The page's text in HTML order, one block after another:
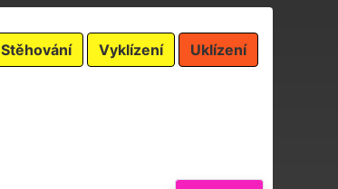
Stěhování Vyklízení Uklízení